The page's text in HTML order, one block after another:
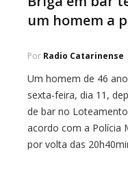
um homem a
Por Radio Catarinense
Um homem de 46
sexta-feira, dia 11,
de bar no
acordo com a Polícia
por volta das